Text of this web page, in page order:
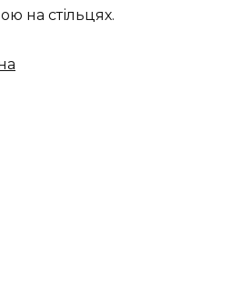
на стільцях.